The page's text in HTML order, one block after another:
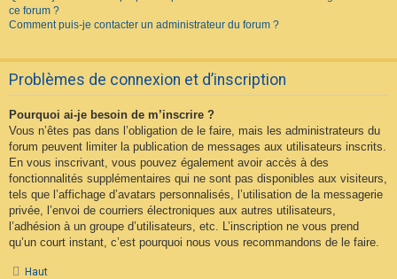
ce forum ?
Comment puis-je contacter un administrateur du forum ?
Problèmes de connexion et d’inscription
Pourquoi ai-je besoin de m’inscrire ?
Vous n’êtes pas dans l’obligation de le faire, mais les administrateurs du
forum peuvent limiter la publication de messages aux utilisateurs inscrits.
En vous inscrivant, vous pouvez également avoir accès à des
fonctionnalités supplémentaires qui ne sont pas disponibles aux visiteurs,
tels que l’affichage d’avatars personnalisés, l’utilisation de la messagerie
privée, l’envoi de courriers électroniques aux autres utilisateurs,
l’adhésion à un groupe d’utilisateurs, etc. L’inscription ne vous prend
qu’un court instant, c’est pourquoi nous vous recommandons de le faire.
Haut